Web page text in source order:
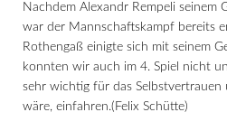
Nachdem Alexandr Rempeli seinem
war der Mannschaftskampf bereits
Rothengaß einigte sich mit seinem
konnten wir auch im 4. Spiel nicht
sehr wichtig für das Selbstvertrauen
wäre, einfahren.(Felix Schütte)